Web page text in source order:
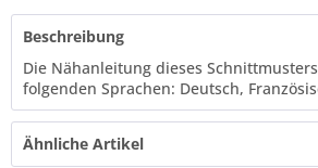
Beschreibung
Die Nähanleitung dieses
folgenden Sprachen: Deutsch,
Ähnliche Artikel